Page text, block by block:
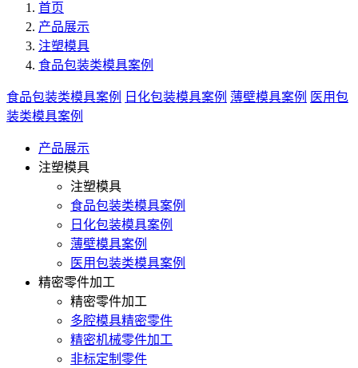
首页
产品展示
注塑模具
食品包装类模具案例
食品包装类模具案例 日化包装模具案例 薄壁模具案例
医用包
装类模具案例
产品展示
注塑模具
注塑模具
食品包装类模具案例
日化包装模具案例
薄壁模具案例
医用包装类模具案例
精密零件加工
精密零件加工
多腔模具精密零件
精密机械零件加工
非标定制零件